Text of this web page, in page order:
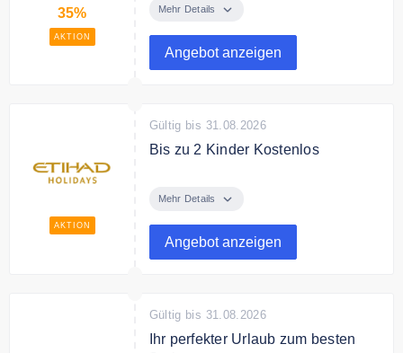
35%
AKTION
den Last Minute Deals von Etihad
unschlagbaren Preisen.
Mehr Details
Angebot anzeigen
AKTION
Gültig bis 31.08.2026
Bis zu 2 Kinder Kostenlos
Etihad Holidays und sichern Sie
Mehr Details
Angebot anzeigen
Gültig bis 31.08.2026
Ihr perfekter Urlaub zum besten